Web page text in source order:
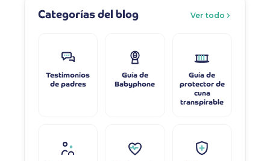
Categorías del blog Ver todo
Testimonios
de padres
Guía de
Babyphone
Guía de
protector de
cuna
transpirable